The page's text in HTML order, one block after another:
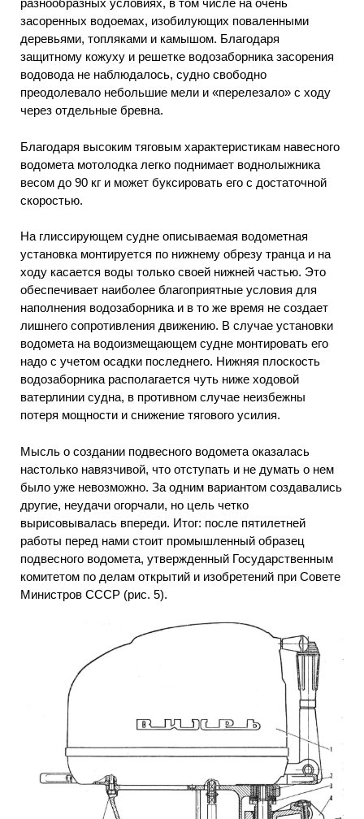
разнообразных условиях, в том числе на очень
засоренных водоемах, изобилующих поваленными
деревьями, топляками и камышом. Благодаря
защитному кожуху и решетке водозаборника засорения
водовода не наблюдалось, судно свободно
преодолевало небольшие мели и «перелезало» с ходу
через отдельные бревна.
Благодаря высоким тяговым характеристикам навесного
водомета мотолодка легко поднимает воднолыжника
весом до 90 кг и может буксировать его с достаточной
скоростью.
На глиссирующем судне описываемая водометная
установка монтируется по нижнему обрезу транца и на
ходу касается воды только своей нижней частью. Это
обеспечивает наиболее благоприятные условия для
наполнения водозаборника и в то же время не создает
лишнего сопротивления движению. В случае установки
водомета на водоизмещающем судне монтировать его
надо с учетом осадки последнего. Нижняя плоскость
водозаборника располагается чуть ниже ходовой
ватерлинии судна, в противном случае неизбежны
потеря мощности и снижение тягового усилия.
Мысль о создании подвесного водомета оказалась
настолько навязчивой, что отступать и не думать о нем
было уже невозможно. За одним вариантом создавались
другие, неудачи огорчали, но цель четко
вырисовывалась впереди. Итог: после пятилетней
работы перед нами стоит промышленный образец
подвесного водомета, утвержденный Государственным
комитетом по делам открытий и изобретений при Совете
Министров СССР (рис. 5).